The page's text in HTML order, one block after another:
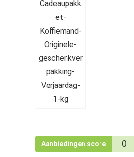
Aanbiedingen score 0